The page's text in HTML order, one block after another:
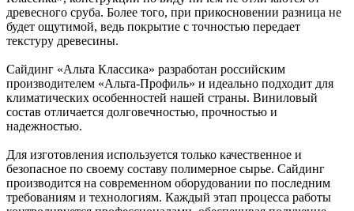
древесного сруба. Более того, при прикосновении разница не
будет ощутимой, ведь покрытие с точностью передает
текстуру древесины.
Сайдинг «Альта Классика» разработан российским
производителем «Альта-Профиль» и идеально подходит для
климатических особенностей нашей страны. Виниловый
состав отличается долговечностью, прочностью и
надежностью.
Для изготовления используется только качественное и
безопасное по своему составу полимерное сырье. Сайдинг
производится на современном оборудовании по последним
требованиям и технологиям. Каждый этап процесса работы